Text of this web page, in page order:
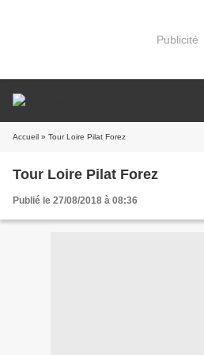
Publicité
Accueil » Tour Loire Pilat Forez
Tour Loire Pilat Forez
Publié le 27/08/2018 à 08:36